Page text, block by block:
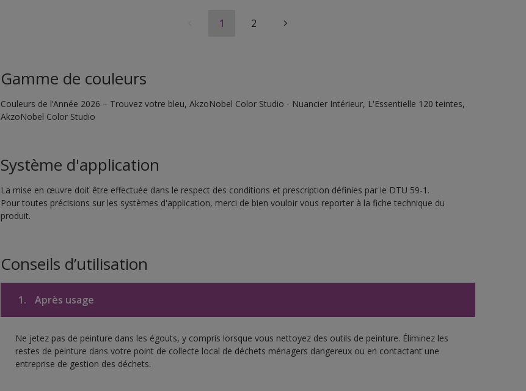
1 2
Gamme de couleurs
Couleurs de l’Année 2026 – Trouvez votre bleu, AkzoNobel Color Studio - Nuancier Intérieur, L'Essentielle 120 teintes,
AkzoNobel Color Studio
Système d'application
La mise en œuvre doit être effectuée dans le respect des conditions et prescription définies par le DTU 59-1.
Pour toutes précisions sur les systèmes d'application, merci de bien vouloir vous reporter à la fiche technique du
produit.
Conseils d’utilisation
1. Après usage
Ne jetez pas de peinture dans les égouts, y compris lorsque vous nettoyez des outils de peinture. Éliminez les
restes de peinture dans votre point de collecte local de déchets ménagers dangereux ou en contactant une
entreprise de gestion des déchets.